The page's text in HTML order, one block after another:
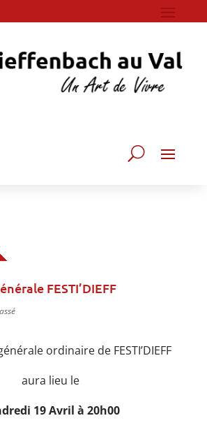
FESTI’DIEFF
ordinaire de FESTI’DIEFF
aura lieu le
19 Avril à 20h00